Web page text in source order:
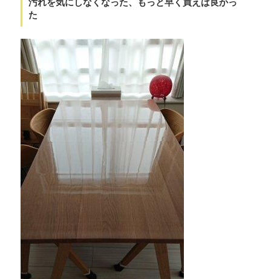
汚れを気にしなくなった、もっと早く買えば良かっ
た